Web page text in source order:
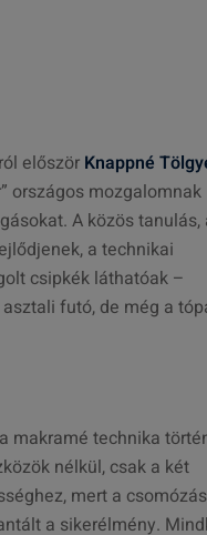
először Knappné
országos mozgalomnak
A közös tanulás,
a technikai
csipkék láthatóak –
futó, de még a
makramé technika
nélkül, csak a két
mert a csomózás
a sikerélmény.